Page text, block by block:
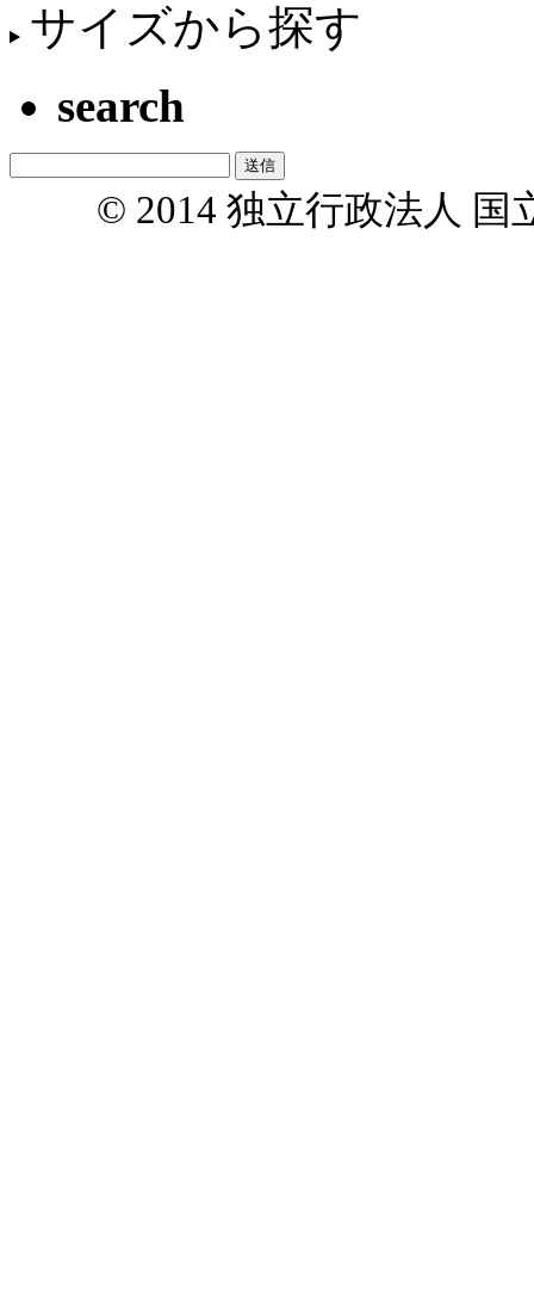
サイズから探す
search
© 2014 独立行政法人 国